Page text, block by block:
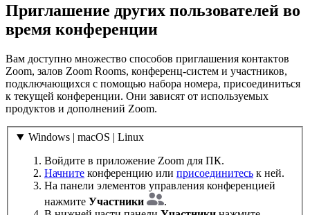
Приглашение других пользователей во
время конференции
Вам доступно множество способов приглашения контактов
Zoom, залов Zoom Rooms, конференц-систем и участников,
подключающихся с помощью набора номера, присоединиться
к текущей конференции. Они зависят от используемых
продуктов и дополнений Zoom.
Windows | macOS | Linux
Войдите в приложение Zoom для ПК.
Начните конференцию или присоединитесь к ней.
На панели элементов управления конференцией
нажмите Участники
.